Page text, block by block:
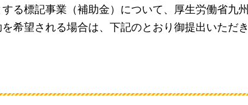
る標記事業（補助金）について、厚生労働省九
希望される場合は、下記のとおり御提出いただ